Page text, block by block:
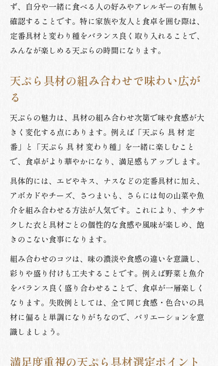
ず、自分や一緒に食べる人の好みやアレルギーの有無も
確認することです。特に家族や友人と食卓を囲む際は、
定番具材と変わり種をバランス良く取り入れることで、
みんなが楽しめる天ぷらの時間になります。
天ぷら具材の組み合わせで味わい広が
る
天ぷらの魅力は、具材の組み合わせ次第で味や食感が大
きく変化する点にあります。例えば「天ぷら 具 材 定
番」と「天ぷら 具 材 変わり種」を一緒に楽しむこと
で、食卓がより華やかになり、満足感もアップします。
具体的には、エビやキス、ナスなどの定番具材に加え、
アボカドやチーズ、さつまいも、さらには旬の山菜や魚
介を組み合わせる方法が人気です。これにより、サクサ
クした衣と具材ごとの個性的な食感や風味が楽しめ、飽
きのこない食事になります。
組み合わせのコツは、味の濃淡や食感の違いを意識し、
彩りや盛り付けも工夫することです。例えば野菜と魚介
をバランス良く盛り合わせることで、食卓が一層楽しく
なります。失敗例としては、全て同じ食感・色合いの具
材に偏ると単調になりがちなので、バリエーションを意
識しましょう。
満足度重視の天ぷら具材選定ポイント